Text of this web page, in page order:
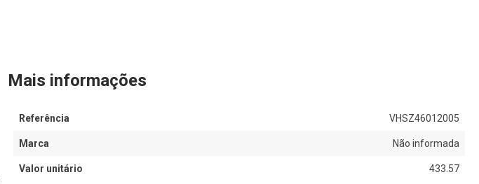
Mais informações
Referência VHSZ46012005
Marca Não informada
Valor unitário 433.57